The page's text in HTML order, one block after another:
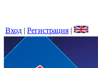
Вход | Регистрация |